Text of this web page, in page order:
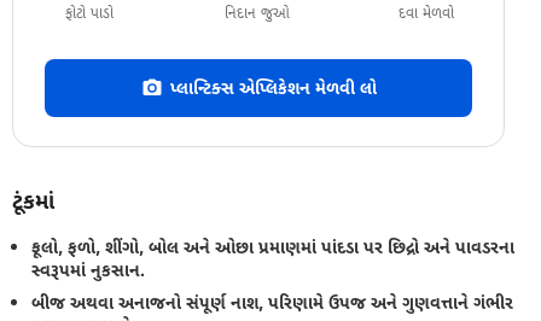
ફોટો પાડો નિદાન જુઓ દવા મેળવો
પ્લાન્ટિક્સ એપ્લિકેશન મેળવી લો
ટૂંકમાં
ફૂલો, ફળો, શીંગો, બોલ અને ઓછા પ્રમાણમાં પાંદડા પર છિદ્રો અને પાવડરના
સ્વરૂપમાં નુકસાન.
બીજ અથવા અનાજનો સંપૂર્ણ નાશ, પરિણામે ઉપજ અને ગુણવત્તાને ગંભીર